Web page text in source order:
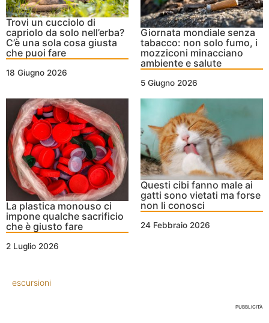
Trovi un cucciolo di
capriolo da solo nell’erba?
C’è una sola cosa giusta
che puoi fare
18 Giugno 2026
Giornata mondiale senza
tabacco: non solo fumo, i
mozziconi minacciano
ambiente e salute
5 Giugno 2026
La plastica monouso ci
impone qualche sacrificio
che è giusto fare
2 Luglio 2026
Questi cibi fanno male ai
gatti sono vietati ma forse
non li conosci
24 Febbraio 2026
escursioni
PUBBLICITÀ